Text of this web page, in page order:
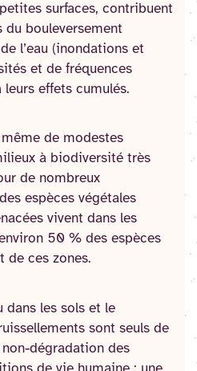
surfaces, contribuent
du bouleversement
l’eau (inondations et
et de fréquences
effets cumulés.
de modestes
à biodiversité très
de nombreux
espèces végétales
vivent dans les
50 % des espèces
de ces zones.
dans les sols et le
sont seuls de
dégradation des